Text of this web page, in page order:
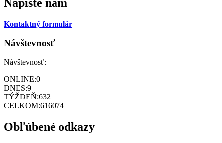
Napíšte nám
Kontaktný formulár
Návštevnosť
Návštevnosť:
ONLINE:0
DNES:9
TÝŽDEŇ:632
CELKOM:616074
Obľúbené odkazy